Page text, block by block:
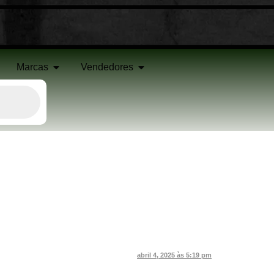
Marcas Vendedores
abril 4, 2025 às 5:19 pm